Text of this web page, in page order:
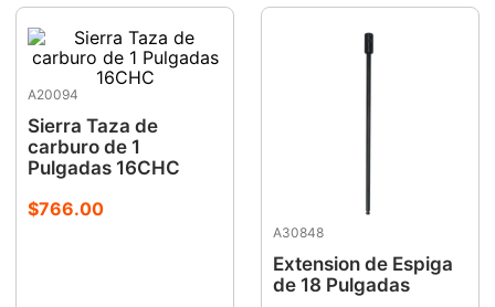
A20094
Sierra Taza de
carburo de 1
Pulgadas 16CHC
$766.00
A30848
Extension de Espiga
de 18 Pulgadas